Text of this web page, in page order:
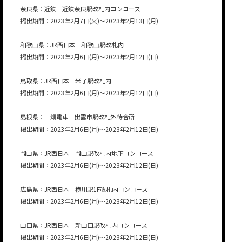
奈良県：近鉄 近鉄奈良駅改札内コンコース
掲出期間：2023年2月7日(火)～2023年2月13日(月)
和歌山県：JR西日本 和歌山駅改札内
掲出期間：2023年2月6日(月)～2023年2月12日(日)
鳥取県：JR西日本 米子駅改札内
掲出期間：2023年2月6日(月)～2023年2月12日(日)
島根県：一畑電車 出雲市駅改札外待合所
掲出期間：2023年2月6日(月)～2023年2月12日(日)
岡山県：JR西日本 岡山駅改札内地下コンコース
掲出期間：2023年2月6日(月)～2023年2月12日(日)
広島県：JR西日本 横川駅1F改札内コンコース
掲出期間：2023年2月6日(月)～2023年2月12日(日)
山口県：JR西日本 新山口駅改札内コンコース
掲出期間：2023年2月6日(月)～2023年2月12日(日)